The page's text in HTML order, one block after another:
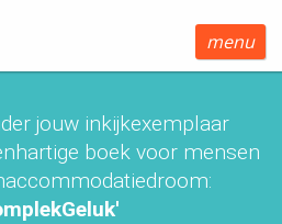
menu
jouw inkijkexemplaar
boek voor mensen